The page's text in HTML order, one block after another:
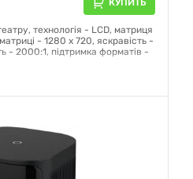
технологія - LCD, матриця
- 1280 x 720, яскравість -
- 2000:1, підтримка форматів -